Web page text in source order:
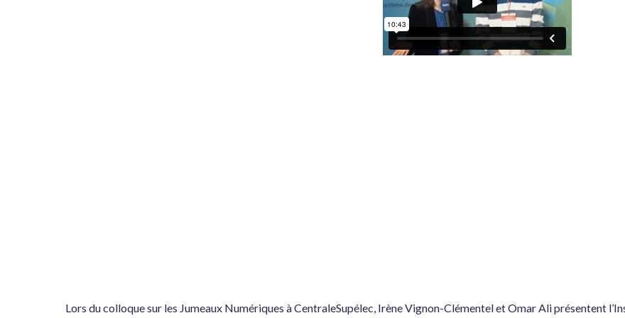
Lors du colloque sur les Jumeaux Numériques à CentraleSupélec, Irène Vignon-Clémentel et Omar Ali présentent